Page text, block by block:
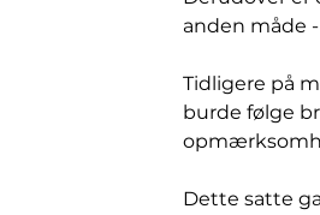
anden måde
Tidligere på
burde følge
Dette satte